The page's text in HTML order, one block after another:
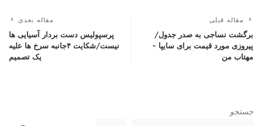
مقاله قبلی
برگشت نساجی به صدر جدول/
پیروزی مورد قیمت برای سایپا –
مهتاب من
مقاله بعدی
پرسپولیس دست بردار آسیایی ها
نیست/شکایت ۴جانبه سرخ ها علیه
یک تصمیم
جستجو